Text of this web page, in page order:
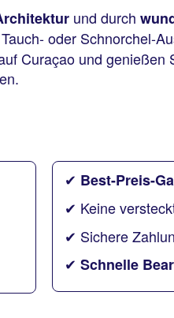
und durch
oder Schnorchel-
Curaçao und
✔ Best-Preis-
✔ Keine
✔ Sichere
✔ Schnelle